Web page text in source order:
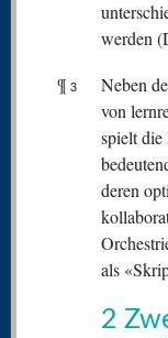
werden
¶ 3
Neben
von
spielt die
deren
als
2